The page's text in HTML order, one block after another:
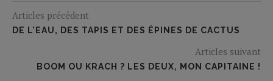
Articles précédent
DE L'EAU, DES TAPIS ET DES ÉPINES DE CACTUS
Articles suivant
BOOM OU KRACH ? LES DEUX, MON CAPITAINE !